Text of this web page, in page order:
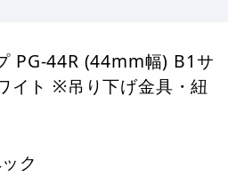
PG-44R (44mm幅) B1サ
イト ※吊り下げ金具・紐
ク